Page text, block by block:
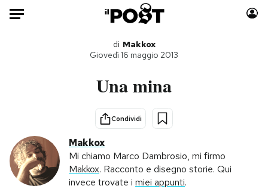
Auto
Politica
Tecnologia
Internet
Scienza
Libri
Storie/Idee
Ok Boomer!
Media
di Makkox
Giovedì 16 maggio 2013
Una mina
Condividi
Makkox
Mi chiamo Marco Dambrosio, mi firmo
Makkox. Racconto e disegno storie. Qui
invece trovate i miei appunti.